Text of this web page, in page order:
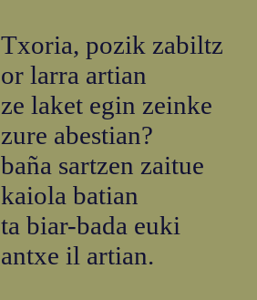
Txoria, pozik zabiltz
or larra artian
ze laket egin zeinke
zure abestian?
baña sartzen zaitue
kaiola batian
ta biar-bada euki
antxe il artian.